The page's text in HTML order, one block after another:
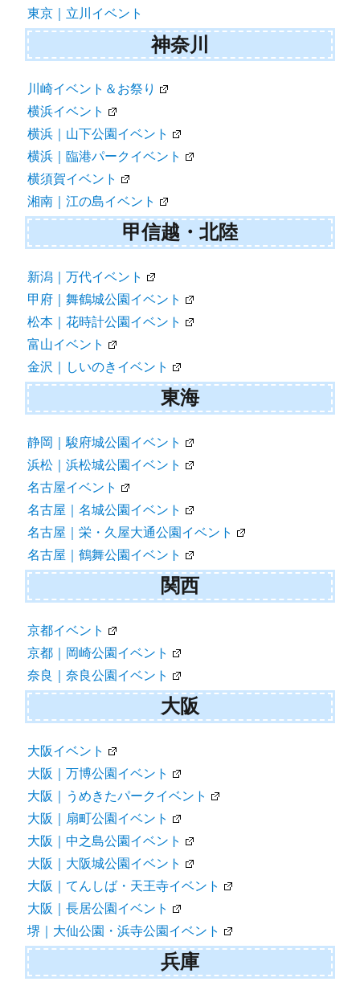
東京｜立川イベント
神奈川
川崎イベント＆お祭り
横浜イベント
横浜｜山下公園イベント
横浜｜臨港パークイベント
横須賀イベント
湘南｜江の島イベント
甲信越・北陸
新潟｜万代イベント
甲府｜舞鶴城公園イベント
松本｜花時計公園イベント
富山イベント
金沢｜しいのきイベント
東海
静岡｜駿府城公園イベント
浜松｜浜松城公園イベント
名古屋イベント
名古屋｜名城公園イベント
名古屋｜栄・久屋大通公園イベント
名古屋｜鶴舞公園イベント
関西
京都イベント
京都｜岡崎公園イベント
奈良｜奈良公園イベント
大阪
大阪イベント
大阪｜万博公園イベント
大阪｜うめきたパークイベント
大阪｜扇町公園イベント
大阪｜中之島公園イベント
大阪｜大阪城公園イベント
大阪｜てんしば・天王寺イベント
大阪｜長居公園イベント
堺｜大仙公園・浜寺公園イベント
兵庫